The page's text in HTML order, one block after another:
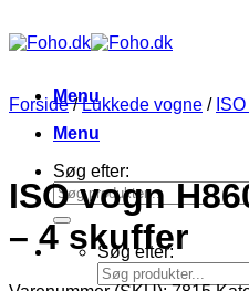
Menu
Menu
Søg efter:
Søg efter:
Forside / Lukkede vogne /
ISO vogn
– 4 skuffer